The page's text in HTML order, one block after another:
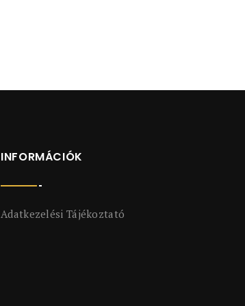
INFORMÁCIÓK
Adatkezelési Tájékoztató